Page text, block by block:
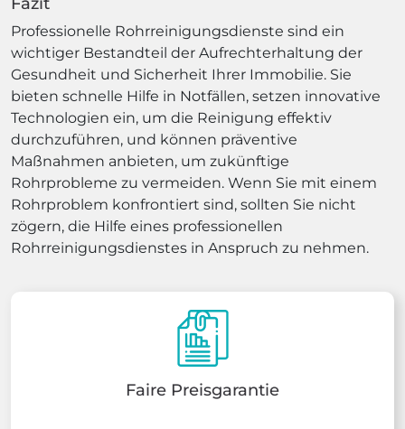
Professionelle Rohrreinigungsdienste sind ein
wichtiger Bestandteil der Aufrechterhaltung der
Gesundheit und Sicherheit Ihrer Immobilie. Sie
bieten schnelle Hilfe in Notfällen, setzen innovative
Technologien ein, um die Reinigung effektiv
durchzuführen, und können präventive
Maßnahmen anbieten, um zukünftige
Rohrprobleme zu vermeiden. Wenn Sie mit einem
Rohrproblem konfrontiert sind, sollten Sie nicht
zögern, die Hilfe eines professionellen
Rohrreinigungsdienstes in Anspruch zu nehmen.
Faire Preisgarantie